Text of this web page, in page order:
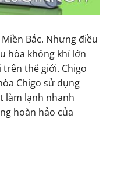
Bắc. Nhưng điều
hòa không khí lớn
thế giới. Chigo
Chigo sử dụng
làm lạnh nhanh
hoàn hảo của